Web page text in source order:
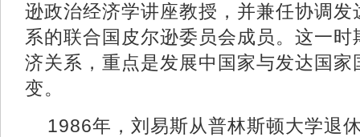
逊政治经济学讲座教授，并兼任协调
系的联合国皮尔逊委员会成员。这一
济关系，重点是发展中国家与发达国
变。
1986年，刘易斯从普林斯顿大学退